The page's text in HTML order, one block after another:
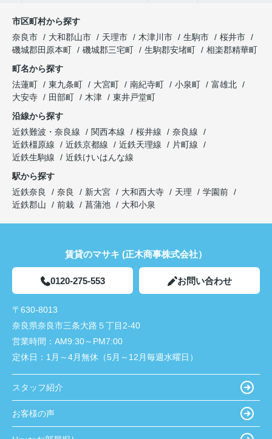
市区町村から探す
奈良市
大和郡山市 天理市 木津川市 生駒市
桜井市
磯城郡田原本町
磯城郡三宅町 生駒郡安堵町
相楽郡精華町
町名から探す
法蓮町
東九条町 大宮町 南紀寺町 小泉町
富雄北
大安寺
田部町 木津
東井戸堂町
沿線から探す
近鉄難波・奈良線
関西本線 桜井線
奈良線
近鉄橿原線
近鉄京都線 近鉄天理線
片町線
近鉄生駒線
近鉄けいはんな線
駅から探す
近鉄奈良
奈良 新大宮 大和西大寺 天理
学園前
近鉄郡山
前栽 菖蒲池 大和小泉
賃貸のマサキ (正木商事株式会社）
0120-275-553 お問い合わせ
〒630-8013
奈良県奈良市三条大路５丁目2-40
営業時間： AM9:30～PM7:00
定休日： 1月～4月無休（5月～12月毎週水曜日）
スタッフ紹介
お客様の声